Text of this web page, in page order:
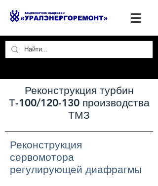
Реконструкция турбин
Т-100/120-130 производства
ТМЗ
Реконструкция
сервомотора
регулирующей диафрагмы